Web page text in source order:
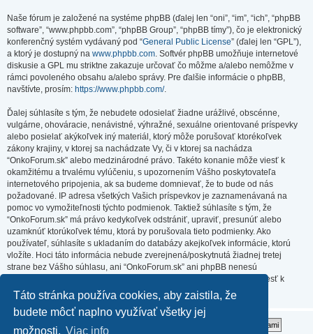
Táto stránka používa cookies, aby zaistila, že
budete môcť naplno využívať všetky jej
možnosti. Viac info
Naše fórum je založené na systéme phpBB (ďalej len “oni”, “im”, “ich”, “phpBB
software”, “www.phpbb.com”, “phpBB Group”, “phpBB tímy”), čo je elektronický
konferenčný systém vydávaný pod “General Public License” (ďalej len “GPL”),
a ktorý je dostupný na www.phpbb.com. Softvér phpBB umožňuje internetové
diskusie a GPL mu striktne zakazuje určovať čo môžme a/alebo nemôžme v
rámci povoleného obsahu a/alebo správy. Pre ďalšie informácie o phpBB,
navštívte, prosím: https://www.phpbb.com/.
Ďalej súhlasíte s tým, že nebudete odosielať žiadne urážlivé, obscénne,
vulgárne, ohováracie, nenávistné, výhražné, sexuálne orientované príspevky
alebo posielať akýkoľvek iný materiál, ktorý môže porušovať ktorékoľvek
zákony krajiny, v ktorej sa nachádzate Vy, či v ktorej sa nachádza
“OnkoForum.sk” alebo medzinárodné právo. Takéto konanie môže viesť k
okamžitému a trvalému vylúčeniu, s upozornením Vášho poskytovateľa
internetového pripojenia, ak sa budeme domnievať, že to bude od nás
požadované. IP adresa všetkých Vašich príspevkov je zaznamenávaná na
pomoc vo vymožiteľnosti týchto podmienok. Taktiež súhlasíte s tým, že
“OnkoForum.sk” má právo kedykoľvek odstrániť, upraviť, presunúť alebo
uzamknúť ktorúkoľvek tému, ktorá by porušovala tieto podmienky. Ako
používateľ, súhlasíte s ukladaním do databázy akejkoľvek informácie, ktorú
vložíte. Hoci táto informácia nebude zverejnená/poskytnutá žiadnej tretej
strane bez Vášho súhlasu, ani “OnkoForum.sk” ani phpBB nenesú
zodpovednosť za akýkoľvek pokus o prienik (hacking), ktorý môže viesť k
zneužitiu týchto údajov.